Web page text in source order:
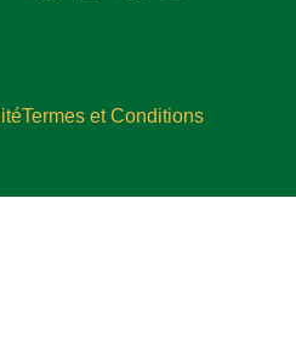
Termes et Conditions